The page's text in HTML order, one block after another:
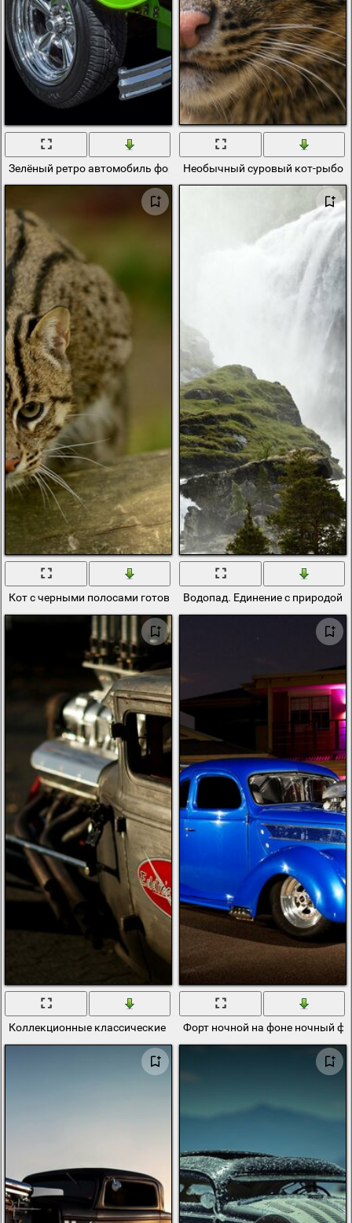
Зелёный ретро автомобиль форд Hot rodНеобычный суровый кот-
Кот с черными полосами готовится к прыжкуВодопад. Единение с природой
Коллекционные классические машины. Красивые фото машин
Форт ночной на фоне ночный